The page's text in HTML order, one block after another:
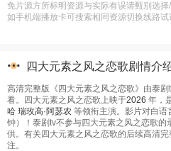
免片源方所标明资源与实际有误请甄别选
如手机端播放卡可搜索相同资源切换线路试
四大元素之风之恋歌剧情介
高清完整版《四大元素之风之恋歌》由泰
看。四大元素之风之恋歌上映于2026 年，
哈 瑞玫高·阿瑟农 等领衔主演。影片对白语
钟）！泰剧tv不参与四大元素之风之恋歌
供。有关四大元素之风之恋歌的后续高清
注。